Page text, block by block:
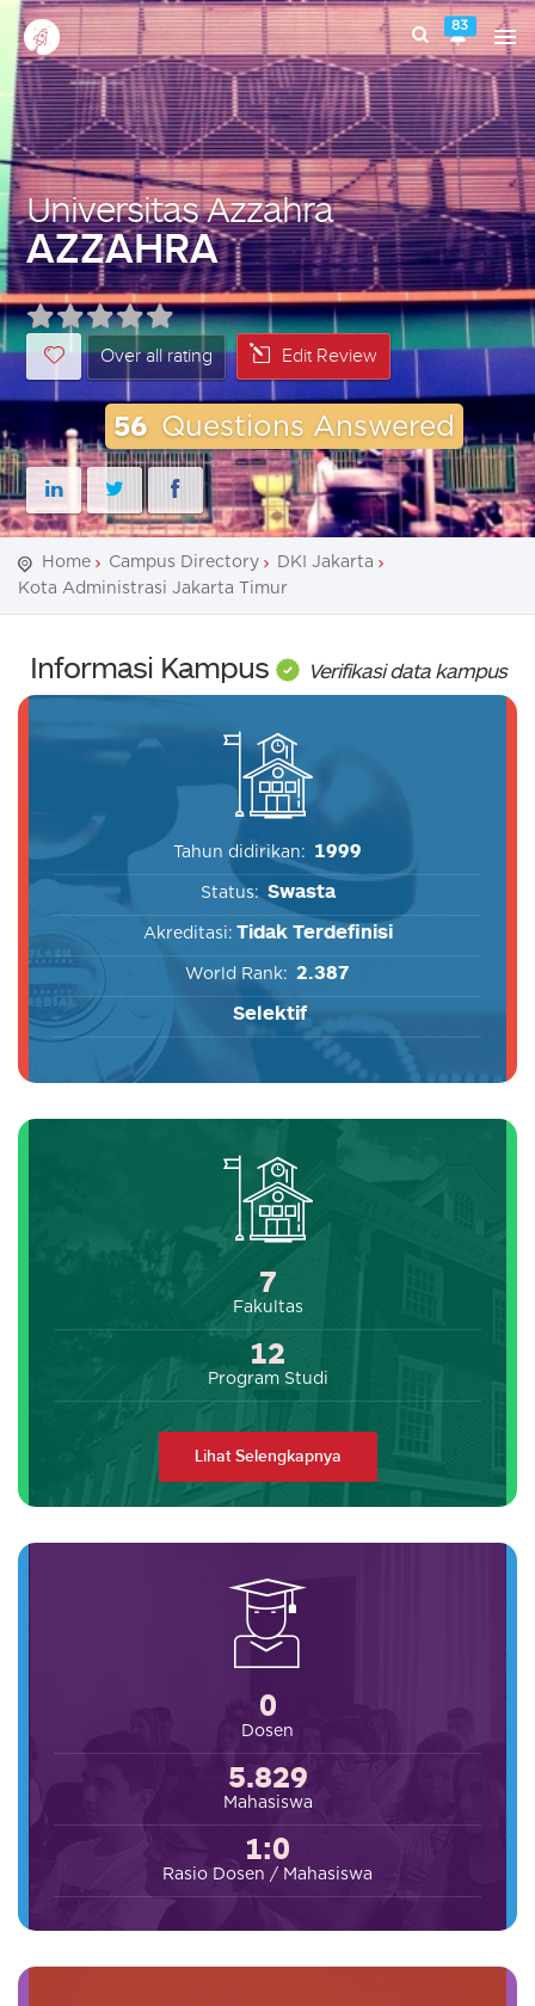
83
Universitas Azzahra
AZZAHRA
Over all rating Edit Review
56 Questions Answered
Home Campus Directory
DKI Jakarta
Kota Administrasi Jakarta Timur
Informasi Kampus Verifikasi data kampus
Tahun didirikan: 1999
Status: Swasta
Akreditasi: Tidak Terdefinisi
World Rank: 2.387
Selektif
7
Fakultas
12
Program Studi
Lihat Selengkapnya
0
Dosen
5.829
Mahasiswa
1:0
Rasio Dosen / Mahasiswa